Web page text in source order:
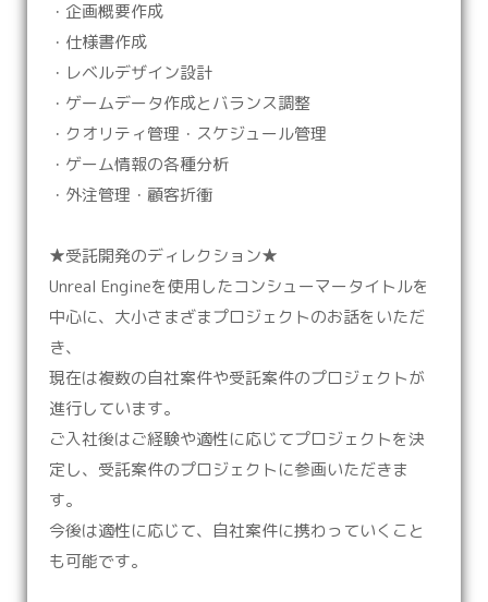
・企画概要作成
・仕様書作成
・レベルデザイン設計
・ゲームデータ作成とバランス調整
・クオリティ管理・スケジュール管理
・ゲーム情報の各種分析
・外注管理・顧客折衝
★受託開発のディレクション★
Unreal Engineを使用したコンシューマータイトルを
中心に、大小さまざまプロジェクトのお話をいただ
き、
現在は複数の自社案件や受託案件のプロジェクトが
進行しています。
ご入社後はご経験や適性に応じてプロジェクトを決
定し、受託案件のプロジェクトに参画いただきま
す。
今後は適性に応じて、自社案件に携わっていくこと
も可能です。